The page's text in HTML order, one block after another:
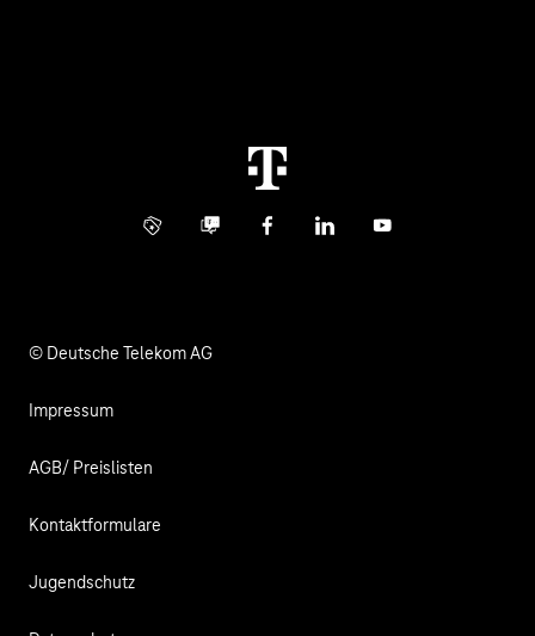
Info ServiceBusiness Community
FacebookLinkedInYouTube
© Deutsche Telekom AG
Impressum
AGB/ Preislisten
Kontaktformulare
Jugendschutz